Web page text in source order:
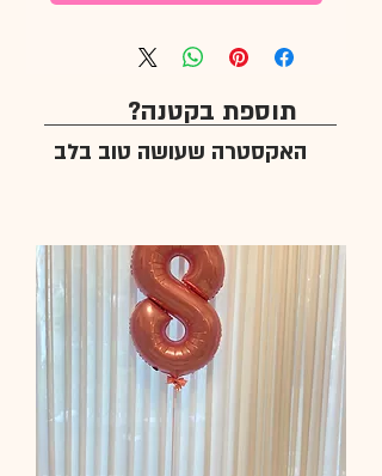
תוספת בקטנה?
האקסטרה שעושה טוב בלב